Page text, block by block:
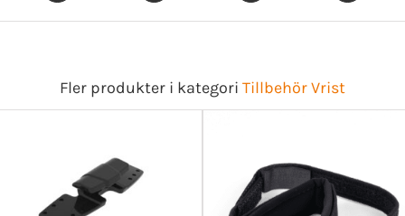
Fler produkter i kategori Tillbehör Vrist